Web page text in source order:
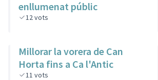
enllumenat públic
12vots
Millorar la vorera de Can
Horta fins a Ca l'Antic
11 vots